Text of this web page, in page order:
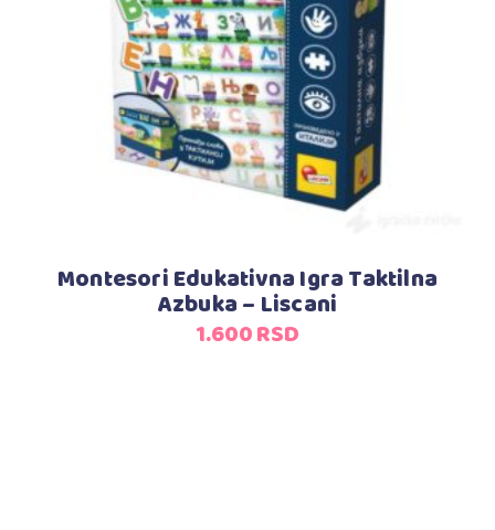
Dodaj u korpu
Montesori Edukativna Igra Taktilna
Azbuka – Liscani
1.600RSD